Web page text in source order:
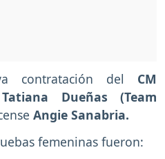
contratación del CM
Tatiana Dueñas (Team
Angie Sanabria.
femeninas fueron: